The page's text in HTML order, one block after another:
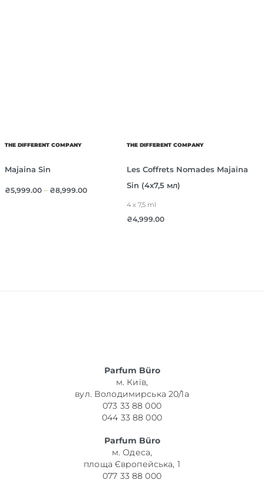
THE DIFFERENT COMPANY
Majaina Sin
₴5,999.00– ₴8,999.00
THE DIFFERENT COMPANY
Les Coffrets Nomades Majaïna
Sin (4х7,5 мл)
4 x 7,5 ml
₴4,999.00
Parfum Büro
м. Київ,
вул. Володимирська 20/1а
073 33 88 000
044 33 88 000
Parfum Büro
м. Одеса,
площа Європейська, 1
077 33 88 000